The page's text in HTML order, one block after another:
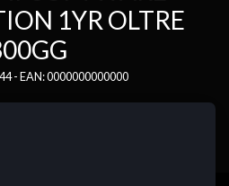
1YR OLTRE
- EAN: 0000000000000